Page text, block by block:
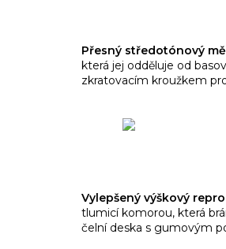
Přesný středotónový
která jej odděluje od
zkratovacím kroužkem
Vylepšený výškový
tlumicí komorou, která
čelní deska s gumovým